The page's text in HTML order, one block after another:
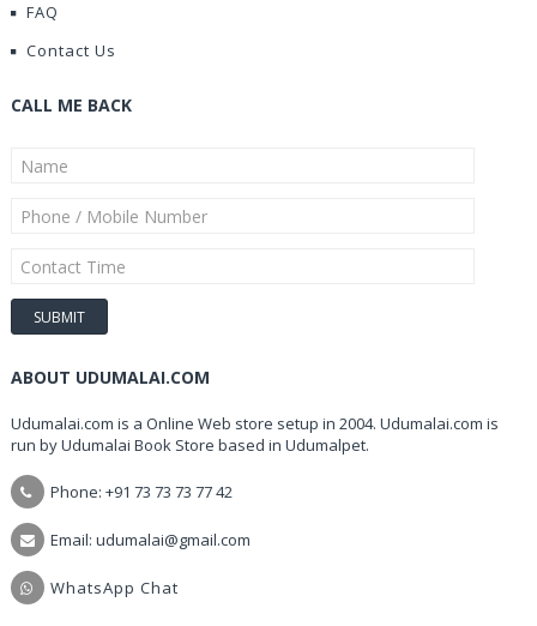
FAQ
Contact Us
CALL ME BACK
ABOUT UDUMALAI.COM
Udumalai.com is a Online Web store setup in 2004. Udumalai.com is
run by Udumalai Book Store based in Udumalpet.
Phone: +91 73 73 73 77 42
Email: udumalai@gmail.com
WhatsApp Chat